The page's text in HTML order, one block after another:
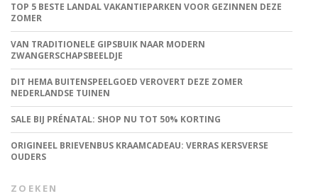
TOP 5 BESTE LANDAL VAKANTIEPARKEN VOOR GEZINNEN DEZE
ZOMER
VAN TRADITIONELE GIPSBUIK NAAR MODERN
ZWANGERSCHAPSBEELDJE
DIT HEMA BUITENSPEELGOED VEROVERT DEZE ZOMER
NEDERLANDSE TUINEN
SALE BIJ PRÉNATAL: SHOP NU TOT 50% KORTING
ORIGINEEL BRIEVENBUS KRAAMCADEAU: VERRAS KERSVERSE
OUDERS
ZOEKEN